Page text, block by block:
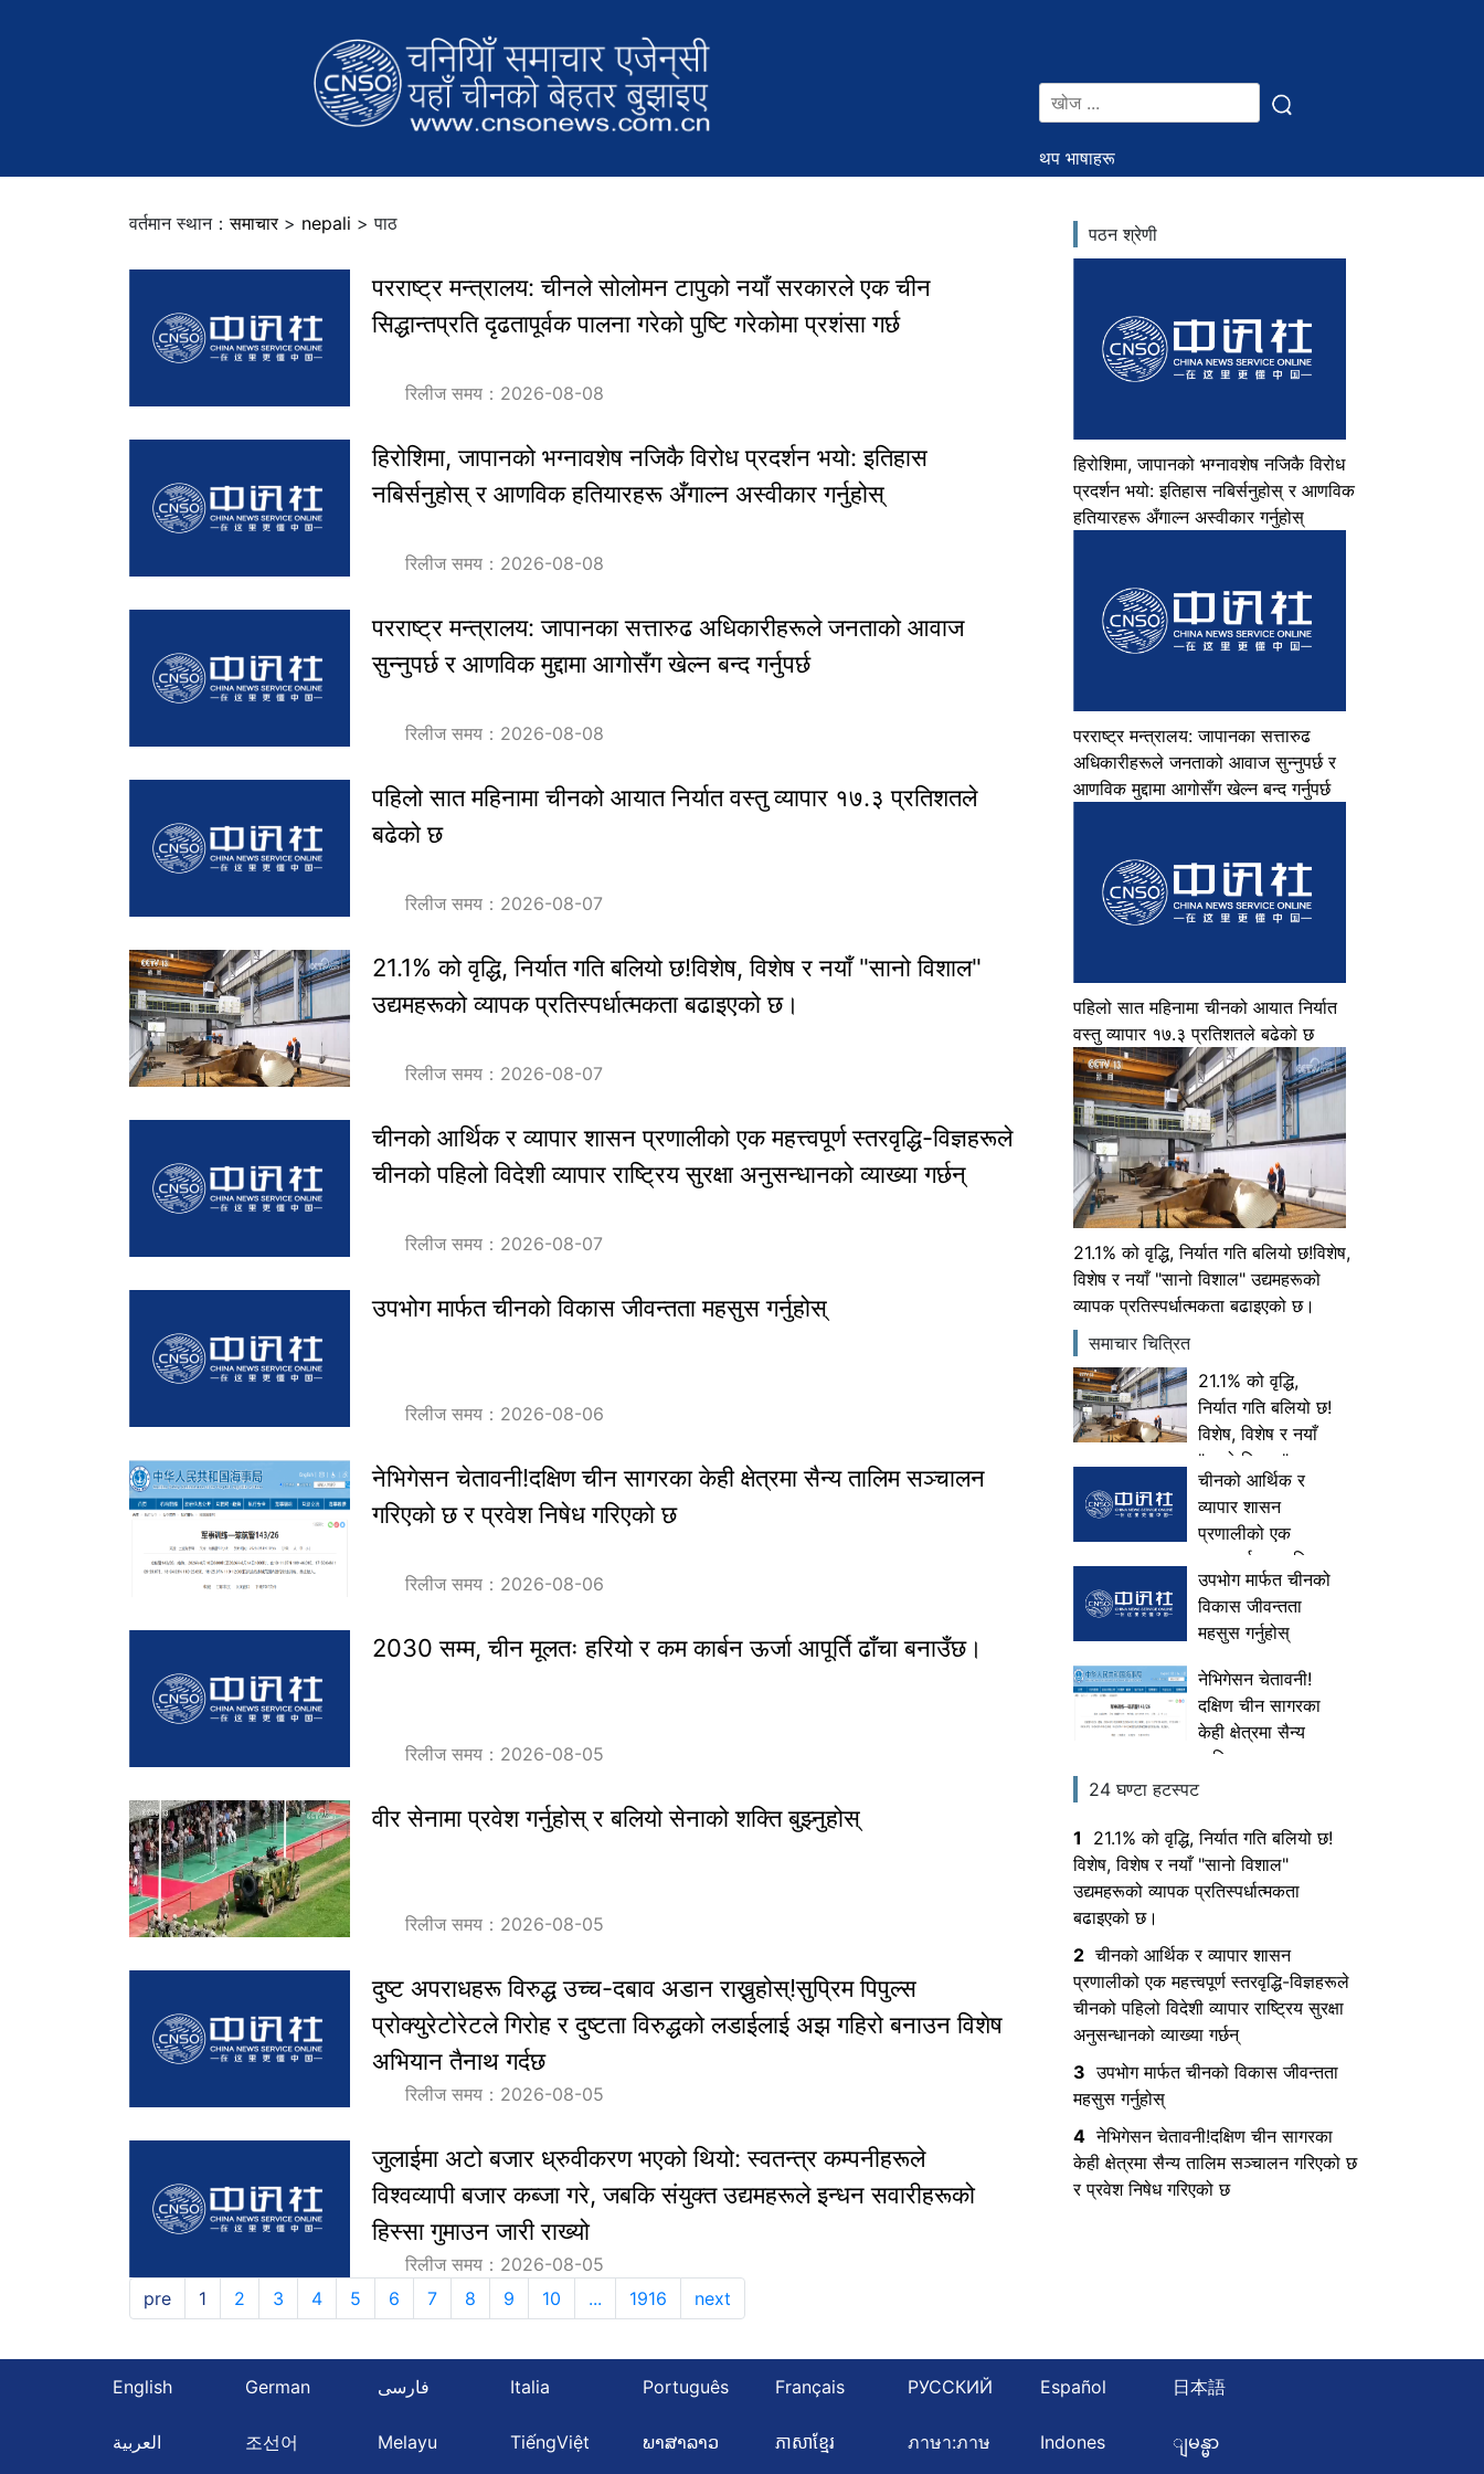
थप भाषाहरू
वर्तमान स्थान：समाचार> nepali > पाठ
परराष्ट्र मन्त्रालय: चीनले सोलोमन टापुको नयाँ सरकारले एक चीन
सिद्धान्तप्रति दृढतापूर्वक पालना गरेको पुष्टि गरेकोमा प्रशंसा गर्छ
रिलीज समय：2026-08-08
हिरोशिमा, जापानको भग्नावशेष नजिकै विरोध प्रदर्शन भयो: इतिहास
नबिर्सनुहोस् र आणविक हतियारहरू अँगाल्न अस्वीकार गर्नुहोस्
रिलीज समय：2026-08-08
परराष्ट्र मन्त्रालय: जापानका सत्तारुढ अधिकारीहरूले जनताको आवाज
सुन्नुपर्छ र आणविक मुद्दामा आगोसँग खेल्न बन्द गर्नुपर्छ
रिलीज समय：2026-08-08
पहिलो सात महिनामा चीनको आयात निर्यात वस्तु व्यापार १७.३ प्रतिशतले
बढेको छ
रिलीज समय：2026-08-07
21.1% को वृद्धि, निर्यात गति बलियो छ!विशेष, विशेष र नयाँ "सानो विशाल"
उद्यमहरूको व्यापक प्रतिस्पर्धात्मकता बढाइएको छ।
रिलीज समय：2026-08-07
चीनको आर्थिक र व्यापार शासन प्रणालीको एक महत्त्वपूर्ण स्तरवृद्धि-विज्ञहरूले
चीनको पहिलो विदेशी व्यापार राष्ट्रिय सुरक्षा अनुसन्धानको व्याख्या गर्छन्
रिलीज समय：2026-08-07
उपभोग मार्फत चीनको विकास जीवन्तता महसुस गर्नुहोस्
रिलीज समय：2026-08-06
नेभिगेसन चेतावनी!दक्षिण चीन सागरका केही क्षेत्रमा सैन्य तालिम सञ्चालन
गरिएको छ र प्रवेश निषेध गरिएको छ
रिलीज समय：2026-08-06
2030 सम्म, चीन मूलतः हरियो र कम कार्बन ऊर्जा आपूर्ति ढाँचा बनाउँछ।
रिलीज समय：2026-08-05
वीर सेनामा प्रवेश गर्नुहोस् र बलियो सेनाको शक्ति बुझ्नुहोस्
रिलीज समय：2026-08-05
दुष्ट अपराधहरू विरुद्ध उच्च-दबाव अडान राख्नुहोस्!सुप्रिम पिपुल्स
प्रोक्युरेटोरेटले गिरोह र दुष्टता विरुद्धको लडाईलाई अझ गहिरो बनाउन विशेष
अभियान तैनाथ गर्दछ
रिलीज समय：2026-08-05
जुलाईमा अटो बजार ध्रुवीकरण भएको थियो: स्वतन्त्र कम्पनीहरूले
विश्वव्यापी बजार कब्जा गरे, जबकि संयुक्त उद्यमहरूले इन्धन सवारीहरूको
हिस्सा गुमाउन जारी राख्यो
रिलीज समय：2026-08-05
pre
1 2 3 4 5 6 7 8 9 10 ... 1916 next
पठन श्रेणी
हिरोशिमा, जापानको भग्नावशेष नजिकै विरोध
प्रदर्शन भयो: इतिहास नबिर्सनुहोस् र आणविक
हतियारहरू अँगाल्न अस्वीकार गर्नुहोस्
परराष्ट्र मन्त्रालय: जापानका सत्तारुढ
अधिकारीहरूले जनताको आवाज सुन्नुपर्छ र
आणविक मुद्दामा आगोसँग खेल्न बन्द गर्नुपर्छ
पहिलो सात महिनामा चीनको आयात निर्यात
वस्तु व्यापार १७.३ प्रतिशतले बढेको छ
21.1% को वृद्धि, निर्यात गति बलियो छ!विशेष,
विशेष र नयाँ "सानो विशाल" उद्यमहरूको
व्यापक प्रतिस्पर्धात्मकता बढाइएको छ।
समाचार चित्रित
21.1% को वृद्धि,
निर्यात गति बलियो छ!
विशेष, विशेष र नयाँ
"सानो विशाल"
उद्यमहरूको व्यापक
प्रतिस्पर्धात्मकता
बढाइएको छ।
चीनको आर्थिक र
व्यापार शासन
प्रणालीको एक
महत्त्वपूर्ण स्तरवृद्धि-
विज्ञहरूले चीनको
पहिलो विदेशी व्यापार
राष्ट्रिय सुरक्षा
अनुसन्धानको व्याख्या
गर्छन्
उपभोग मार्फत चीनको
विकास जीवन्तता
महसुस गर्नुहोस्
नेभिगेसन चेतावनी!
दक्षिण चीन सागरका
केही क्षेत्रमा सैन्य
तालिम सञ्चालन
गरिएको छ र प्रवेश
24 घण्टा हटस्पट
1
21.1% को वृद्धि, निर्यात गति बलियो छ!
विशेष, विशेष र नयाँ "सानो विशाल"
उद्यमहरूको व्यापक प्रतिस्पर्धात्मकता
बढाइएको छ।
2 चीनको आर्थिक र व्यापार शासन
प्रणालीको एक महत्त्वपूर्ण स्तरवृद्धि-विज्ञहरूले
चीनको पहिलो विदेशी व्यापार राष्ट्रिय सुरक्षा
अनुसन्धानको व्याख्या गर्छन्
3 उपभोग मार्फत चीनको विकास जीवन्तता
महसुस गर्नुहोस्
4 नेभिगेसन चेतावनी!दक्षिण चीन सागरका
केही क्षेत्रमा सैन्य तालिम सञ्चालन गरिएको छ
र प्रवेश निषेध गरिएको छ
English German فارسی Italia Português Français РУССКИЙ Español 日本語
العربية 조선어 Melayu TiếngViệt ພາສາລາວ ភាសាខ្មែរ ภาษา:ภาษ Indones ျမန္မာ